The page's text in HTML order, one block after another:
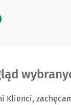
Klienci,